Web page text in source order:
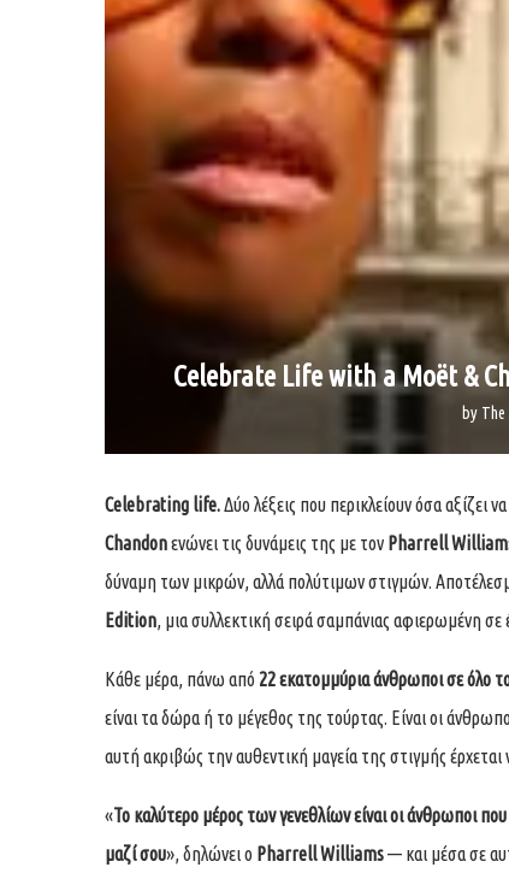
Celebrate Life with a Moët &
by The
Celebrating life.Δύο λέξεις που περικλείουν όσα
Chandonενώνει τις δυνάμεις της με τον Pharrell
δύναμη των μικρών, αλλά πολύτιμων στιγμών.
Edition, μια συλλεκτική σειρά σαμπάνιας αφιερωμένη
Κάθε μέρα, πάνω από 22 εκατομμύρια άνθρωποι σε όλο
είναι τα δώρα ή το μέγεθος της τούρτας. Είναι οι
αυτή ακριβώς την αυθεντική μαγεία της στιγμής
«Το καλύτερο μέρος των γενεθλίων είναι οι άνθρωποι
μαζί σου», δηλώνει ο Pharrell Williams— και μέσα σε